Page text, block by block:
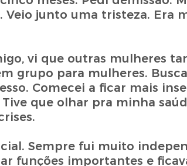
Veio junto uma tristeza. Era
vi que outras mulheres
grupo para mulheres.
Comecei a ficar mais
que olhar pra minha
Sempre fui muito
funções importantes e